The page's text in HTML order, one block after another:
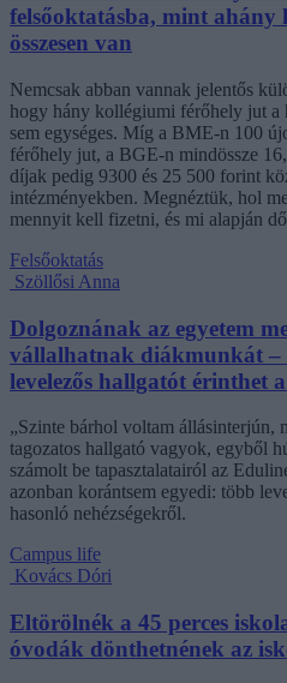
felsőoktatásba, mint ahány
összesen van
Nemcsak abban vannak jelentős
hogy hány kollégiumi férőhely jut a
sem egységes. Míg a BME-n 100
férőhely jut, a BGE-n mindössze
díjak pedig 9300 és 25 500 forint
intézményekben. Megnéztük, hol
mennyit kell fizetni, és mi alapján
Felsőoktatás
Szöllősi Anna
Dolgoznának az egyetem
vállalhatnak diákmunkát –
levelezős hallgatót érinthet
„Szinte bárhol voltam állásinterjún,
tagozatos hallgató vagyok, egyből
számolt be tapasztalatairól az
azonban korántsem egyedi: több
hasonló nehézségekről.
Campus life
Kovács Dóri
Eltörölnék a 45 perces
óvodák dönthetnének az